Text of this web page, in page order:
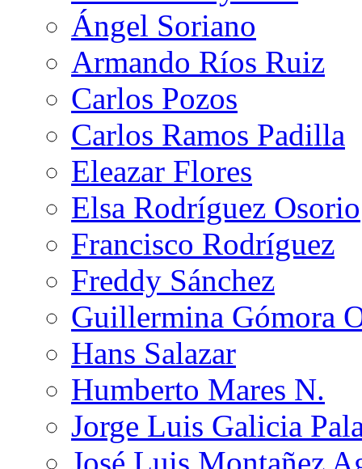
Ángel Soriano
Armando Ríos Ruiz
Carlos Pozos
Carlos Ramos Padilla
Eleazar Flores
Elsa Rodríguez Osorio
Francisco Rodríguez
Freddy Sánchez
Guillermina Gómora
Hans Salazar
Humberto Mares N.
Jorge Luis Galicia
José Luis Montañez